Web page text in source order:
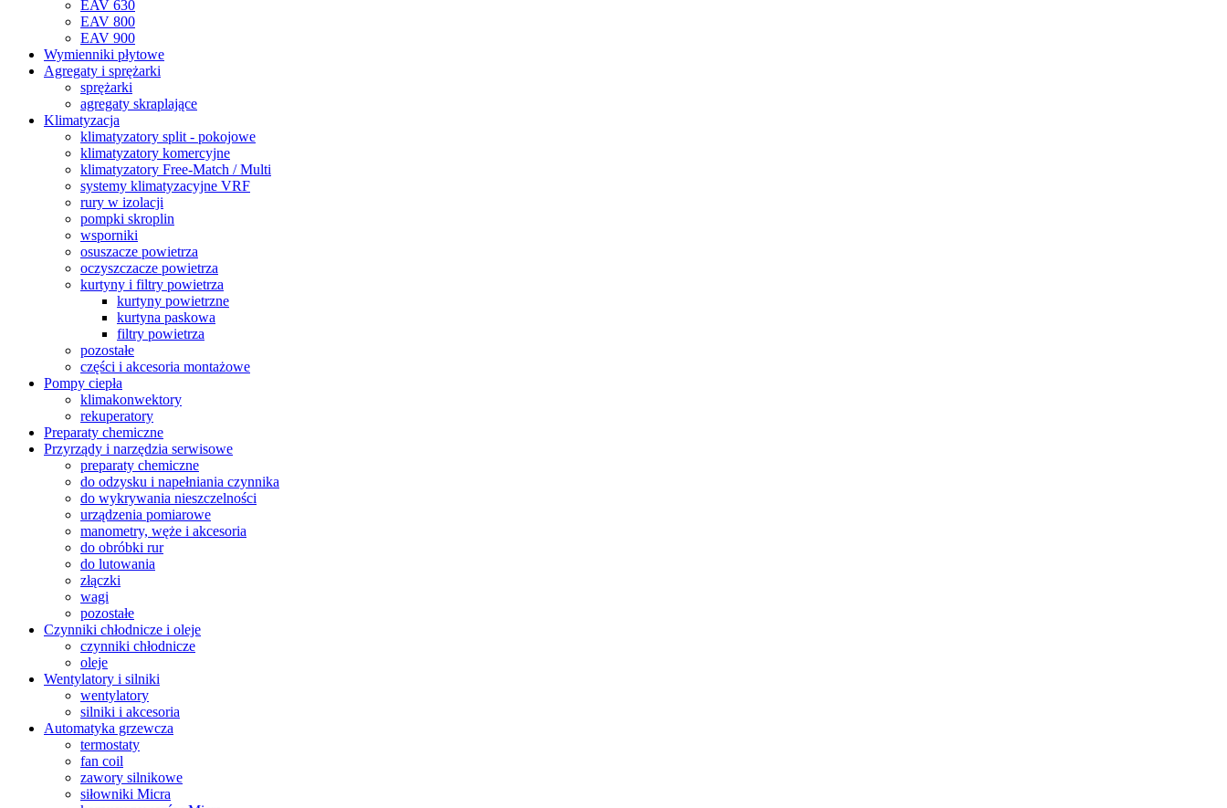
EAV 630
EAV 800
EAV 900
Wymienniki płytowe
Agregaty i sprężarki
sprężarki
agregaty skraplające
Klimatyzacja
klimatyzatory split - pokojowe
klimatyzatory komercyjne
klimatyzatory Free-Match / Multi
systemy klimatyzacyjne VRF
rury w izolacji
pompki skroplin
wsporniki
osuszacze powietrza
oczyszczacze powietrza
kurtyny i filtry powietrza
kurtyny powietrzne
kurtyna paskowa
filtry powietrza
pozostałe
części i akcesoria montażowe
Pompy ciepła
klimakonwektory
rekuperatory
Preparaty chemiczne
Przyrządy i narzędzia serwisowe
preparaty chemiczne
do odzysku i napełniania czynnika
do wykrywania nieszczelności
urządzenia pomiarowe
manometry, węże i akcesoria
do obróbki rur
do lutowania
złączki
wagi
pozostałe
Czynniki chłodnicze i oleje
czynniki chłodnicze
oleje
Wentylatory i silniki
wentylatory
silniki i akcesoria
Automatyka grzewcza
termostaty
fan coil
zawory silnikowe
siłowniki Micra